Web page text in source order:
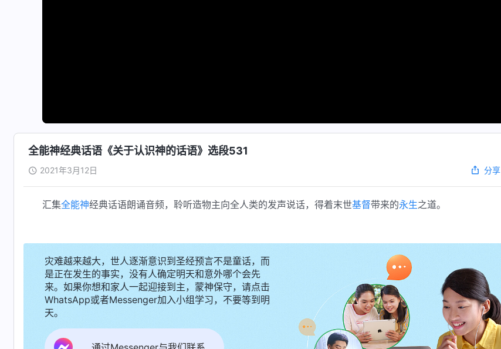
全能神经典话语《关于认识神的话语》选段531
2021年3月12日 分享
汇集全能神经典话语朗诵音频，聆听造物主向全人类的发声说话，得着末世基督带来的永生之道。
灾难越来越大，世人逐渐意识到圣经预言不是童话，而
是正在发生的事实，没有人确定明天和意外哪个会先
来。如果你想和家人一起迎接到主，蒙神保守，请点击
WhatsApp或者Messenger加入小组学习，不要等到明
天。